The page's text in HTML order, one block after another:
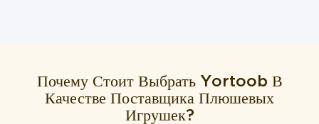
Почему Стоит Выбрать Yortoob В
Качестве Поставщика Плюшевых
Игрушек?